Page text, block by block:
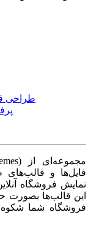
طراحی
فایل‌ها و
نمایش فروشگاه
این قالب‌ها بصورت
فروشگاه شما شکوه